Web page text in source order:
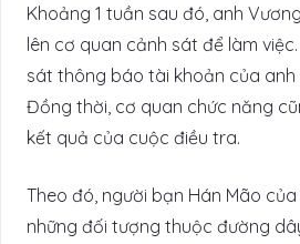
Khoảng 1 tuần sau đó, anh
lên cơ quan cảnh sát để làm
sát thông báo tài khoản của anh
Đồng thời, cơ quan chức năng
kết quả của cuộc điều tra.
Theo đó, người bạn Hán Mão
những đối tượng thuộc đường